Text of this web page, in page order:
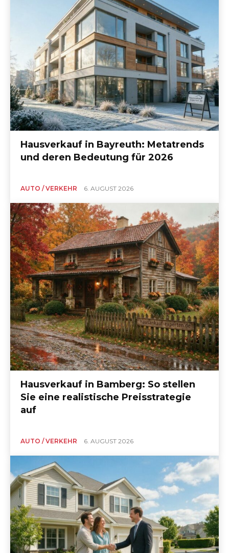
Hausverkauf in Bayreuth: Metatrends
und deren Bedeutung für 2026
AUTO / VERKEHR 6. AUGUST 2026
Hausverkauf in Bamberg: So stellen
Sie eine realistische Preisstrategie
auf
AUTO / VERKEHR 6. AUGUST 2026